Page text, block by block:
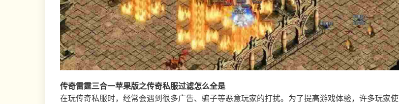
传奇雷霆三合一苹果版之传奇私服过滤怎么全是
在玩传奇私服时，经常会遇到很多广告、骗子等恶意玩家的打扰。为了提高游戏体验，许多玩家使